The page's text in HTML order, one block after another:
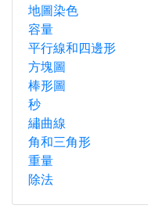
地圖染色
容量
平行線和四邊形
方塊圖
棒形圖
秒
繡曲線
角和三角形
重量
除法